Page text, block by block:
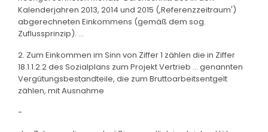
Kalenderjahren 2013, 2014 und 2015 (,Referenzzeitraum')
abgerechneten Einkommens (gemäß dem sog.
Zuflussprinzip). ...
2. Zum Einkommen im Sinn von Ziffer 1 zählen die in Ziffer
18.1.1.2.2 des Sozialplans zum Projekt Vertrieb ... genannten
Vergütungsbestandteile, die zum Bruttoarbeitsentgelt
zählen, mit Ausnahme
-